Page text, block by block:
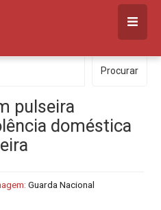
Procurar
pulseira
doméstica
Guarda Nacional